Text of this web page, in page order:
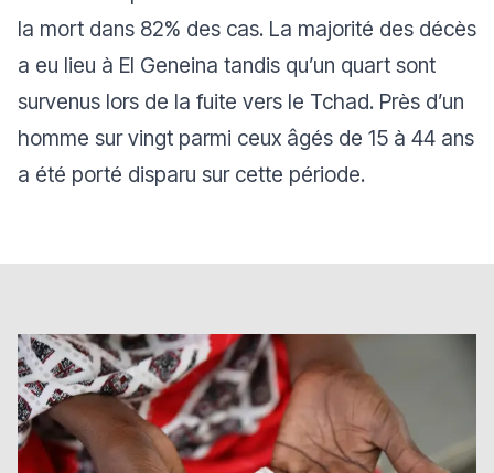
la mort dans 82% des cas. La majorité des décès
a eu lieu à El Geneina tandis qu’un quart sont
survenus lors de la fuite vers le Tchad. Près d’un
homme sur vingt parmi ceux âgés de 15 à 44 ans
a été porté disparu sur cette période.